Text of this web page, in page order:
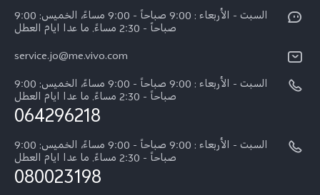
Y03
كل الموديلات
Funtouch OS
اسعار قطع الغيار
تحديثات النظام
بيان الخصوصية بشأن خدمة العملاء
اضغط
الإشعارات القانونية
نبذة عنا
الاستدامة
السبت - الأربعاء : 9:00 صباحاً - 9:00 مساءً، الخميس: 9:00
صباحاً - 2:30 مساءً. ما عدا ايام العطل
service.jo@me.vivo.com
السبت - الأربعاء : 9:00 صباحاً - 9:00 مساءً، الخميس: 9:00
صباحاً - 2:30 مساءً. ما عدا ايام العطل
064296218
السبت - الأربعاء : 9:00 صباحاً - 9:00 مساءً، الخميس: 9:00
صباحاً - 2:30 مساءً. ما عدا ايام العطل
080023198